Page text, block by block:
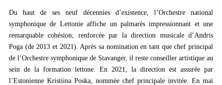
Du haut de ses neuf décennies d’existence, l’Orchestre national
symphonique de Lettonie affiche un palmarès impressionnant et une
remarquable cohésion, renforcée par la direction musicale d’Andris
Poga (de 2013 et 2021). Après sa nomination en tant que chef principal
de l’Orchestre symphonique de Stavanger, il reste conseiller artistique au
sein de la formation lettone. En 2021, la direction est assurée par
l’Estonienne Kristiina Poska, nommée chef principale invitée. En mai